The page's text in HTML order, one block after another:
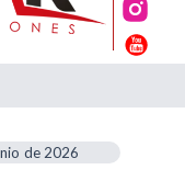
de 2026